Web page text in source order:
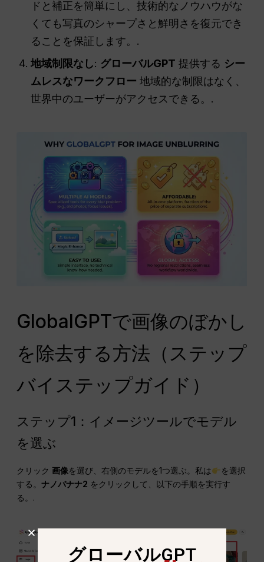
ドと補正を簡単にし、技術的なノウハウがな
くても写真のシャープさと鮮明さを復元でき
ることを保証します。.
地域制限なし: グローバルGPT 提供する シー
ムレスなワークフロー 地域的な制限はなく、
世界中のユーザーがアクセスできる。.
GlobalGPTで画像のぼかし
を除去する方法（ステップ
バイステップガイド）
ステップ1：イメージツールでモデル
を選ぶ
クリック画像を選び、右側のモデルを1つ選ぶ。私は
を選択
する。ナノバナナ2 をクリックして、以下の手順を実行す
る。.
グローバルGPT